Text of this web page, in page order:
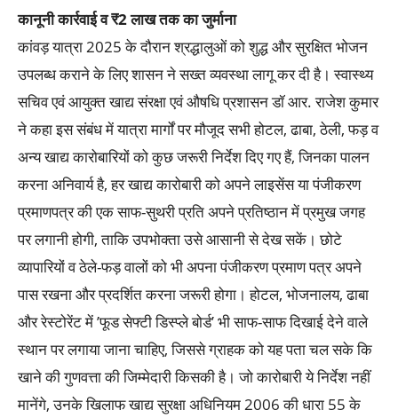
कानूनी कार्रवाई व ₹2 लाख तक का जुर्माना
कांवड़ यात्रा 2025 के दौरान श्रद्धालुओं को शुद्ध और सुरक्षित भोजन
उपलब्ध कराने के लिए शासन ने सख्त व्यवस्था लागू कर दी है। स्वास्थ्य
सचिव एवं आयुक्त खाद्य संरक्षा एवं औषधि प्रशासन डॉ आर. राजेश कुमार
ने कहा इस संबंध में यात्रा मार्गों पर मौजूद सभी होटल, ढाबा, ठेली, फड़ व
अन्य खाद्य कारोबारियों को कुछ जरूरी निर्देश दिए गए हैं, जिनका पालन
करना अनिवार्य है, हर खाद्य कारोबारी को अपने लाइसेंस या पंजीकरण
प्रमाणपत्र की एक साफ-सुथरी प्रति अपने प्रतिष्ठान में प्रमुख जगह
पर लगानी होगी, ताकि उपभोक्ता उसे आसानी से देख सकें। छोटे
व्यापारियों व ठेले-फड़ वालों को भी अपना पंजीकरण प्रमाण पत्र अपने
पास रखना और प्रदर्शित करना जरूरी होगा। होटल, भोजनालय, ढाबा
और रेस्टोरेंट में ’फूड सेफ्टी डिस्प्ले बोर्ड’ भी साफ-साफ दिखाई देने वाले
स्थान पर लगाया जाना चाहिए, जिससे ग्राहक को यह पता चल सके कि
खाने की गुणवत्ता की जिम्मेदारी किसकी है। जो कारोबारी ये निर्देश नहीं
मानेंगे, उनके खिलाफ खाद्य सुरक्षा अधिनियम 2006 की धारा 55 के